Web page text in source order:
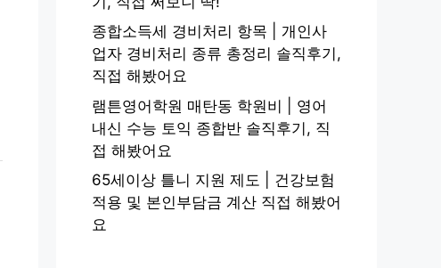
종합소득세 경비처리 항목 | 개인사
업자 경비처리 종류 총정리 솔직후기,
직접 해봤어요
램튼영어학원 매탄동 학원비 | 영어
내신 수능 토익 종합반 솔직후기, 직
접 해봤어요
65세이상 틀니 지원 제도 | 건강보험
적용 및 본인부담금 계산 직접 해봤어
요